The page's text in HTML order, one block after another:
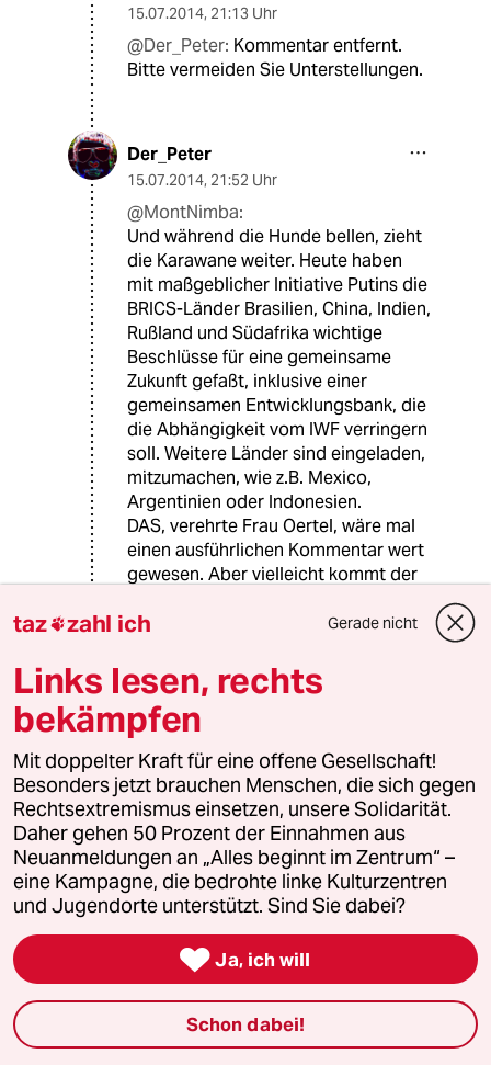
15.07.2014, 21:13 Uhr
@Der_Peter: Kommentar entfernt.
Bitte vermeiden Sie Unterstellungen.
Der_Peter
15.07.2014, 21:52 Uhr
@MontNimba:
Und während die Hunde bellen, zieht
die Karawane weiter. Heute haben
mit maßgeblicher Initiative Putins die
BRICS-Länder Brasilien, China, Indien,
Rußland und Südafrika wichtige
Beschlüsse für eine gemeinsame
Zukunft gefaßt, inklusive einer
gemeinsamen Entwicklungsbank, die
die Abhängigkeit vom IWF verringern
soll. Weitere Länder sind eingeladen,
mitzumachen, wie z.B. Mexico,
Argentinien oder Indonesien.
DAS, verehrte Frau Oertel, wäre mal
einen ausführlichen Kommentar wert
gewesen. Aber vielleicht kommt der
9G 90191 (Profil gelöscht)
16.07.2014
@Der_Peter:
Naja. Diese Länder ziehen lediglich
dasselbe Ding auf ihre Art durch. Der
kleine Mann bleibt auch da der Depp
und Umwelt, Gesellschaft und
sozialer Frieden auf der Strecke.
H.-G- S.
15.07.2014 23:49 Uhr
@Der_Peter:
Und?- Was meinst du denn, in welche
geistig abschätzige Richtung die
taz zahl ich Gerade nicht
Links lesen, rechts
bekämpfen
Mit doppelter Kraft für eine offene Gesellschaft!
Besonders jetzt brauchen Menschen, die sich gegen
Rechtsextremismus einsetzen, unsere Solidarität.
Daher gehen 50 Prozent der Einnahmen aus
Neuanmeldungen an „Alles beginnt im Zentrum“ –
eine Kampagne, die bedrohte linke Kulturzentren
und Jugendorte unterstützt. Sind Sie dabei?
 Ja, ich will
Schon dabei!